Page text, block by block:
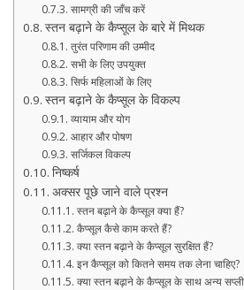
सामग्री की जाँच करें
स्तन बढ़ाने के कैप्सूल के बारे में मिथक
तुरंत परिणाम की उम्मीद
सभी के लिए उपयुक्त
सिर्फ महिलाओं के लिए
स्तन बढ़ाने के कैप्सूल के विकल्प
व्यायाम और योग
आहार और पोषण
सर्जिकल विकल्प
निष्कर्ष
अक्सर पूछे जाने वाले प्रश्न
स्तन बढ़ाने के कैप्सूल क्या हैं?
कैप्सूल कैसे काम करते हैं?
क्या स्तन बढ़ाने के कैप्सूल सुरक्षित हैं?
इन कैप्सूल को कितने समय तक लेना चाहिए?
क्या स्तन बढ़ाने के कैप्सूल के साथ अन्य